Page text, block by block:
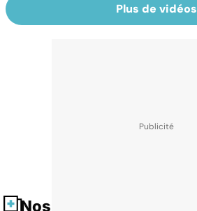
Plus de vidéos
Nos fiches santé